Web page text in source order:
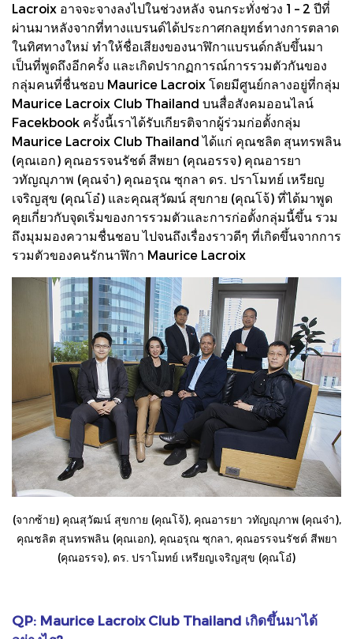
Lacroix อาจจะจางลงไปในช่วงหลัง จนกระทั่งช่วง 1 – 2 ปีที่
ผ่านมาหลังจากที่ทางแบรนด์ได้ประกาศกลยุทธ์ทางการตลาด
ในทิศทางใหม่ ทำให้ชื่อเสียงของนาฬิกาแบรนด์กลับขึ้นมา
เป็นที่พูดถึงอีกครั้ง และเกิดปรากฏการณ์การรวมตัวกันของ
กลุ่มคนที่ชื่นชอบ Maurice Lacroix โดยมีศูนย์กลางอยู่ที่กลุ่ม
Maurice Lacroix Club Thailand บนสื่อสังคมออนไลน์
Facekbook ครั้งนี้เราได้รับเกียรติจากผู้ร่วมก่อตั้งกลุ่ม
Maurice Lacroix Club Thailand ได้แก่ คุณชลิต สุนทรพลิน
(คุณเอก) คุณอรรจนรัชต์ สีพยา (คุณอรรจ) คุณอารยา
วทัญญุภาพ (คุณจ๋า) คุณอรุณ ซุกลา ดร. ปราโมทย์ เหรียญ
เจริญสุข (คุณโอ๋) และคุณสุวัฒน์ สุขกาย (คุณโจ้) ที่ได้มาพูด
คุยเกี่ยวกับจุดเริ่มของการรวมตัวและการก่อตั้งกลุ่มนี้ขึ้น รวม
ถึงมุมมองความชื่นชอบ ไปจนถึงเรื่องราวดีๆ ที่เกิดขึ้นจากการ
รวมตัวของคนรักนาฬิกา Maurice Lacroix
(จากซ้าย) คุณสุวัฒน์ สุขกาย (คุณโจ้), คุณอารยา วทัญญุภาพ (คุณจ๋า),
คุณชลิต สุนทรพลิน (คุณเอก), คุณอรุณ ซุกลา, คุณอรรจนรัชต์ สีพยา
(คุณอรรจ), ดร. ปราโมทย์ เหรียญเจริญสุข (คุณโอ๋)
QP: Maurice Lacroix Club Thailand เกิดขึ้นมาได้